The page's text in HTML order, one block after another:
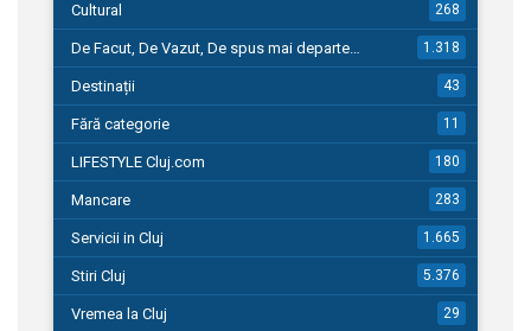
Cultural 268
De Facut, De Vazut, De spus mai departe… 1.318
Destinații 43
Fără categorie 11
LIFESTYLE Cluj.com 180
Mancare 283
Servicii in Cluj 1.665
Stiri Cluj 5.376
Vremea la Cluj 29